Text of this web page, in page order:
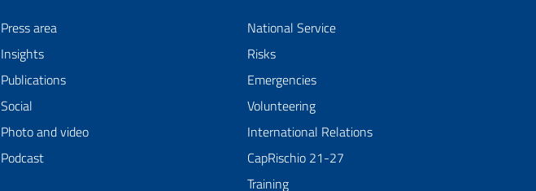
Press area
Insights
Publications
Social
Photo and video
Podcast
National Service
Risks
Emergencies
Volunteering
International Relations
CapRischio 21-27
Training